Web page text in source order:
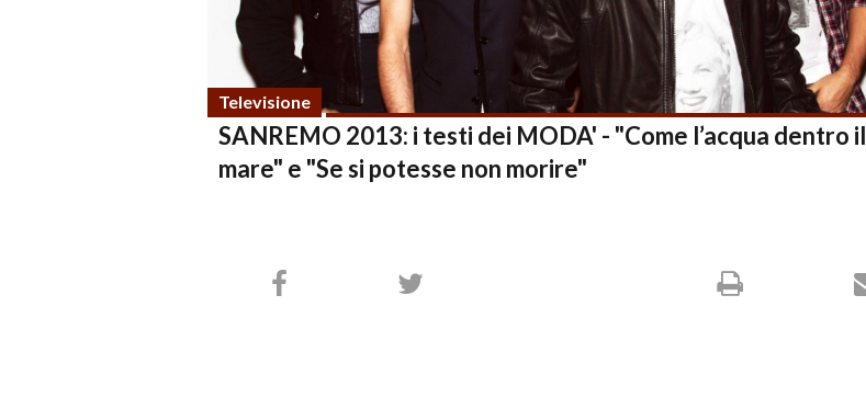
Televisione
SANREMO 2013: i testi dei MODA' - "Come l’acqua dentro il
mare" e "Se si potesse non morire"